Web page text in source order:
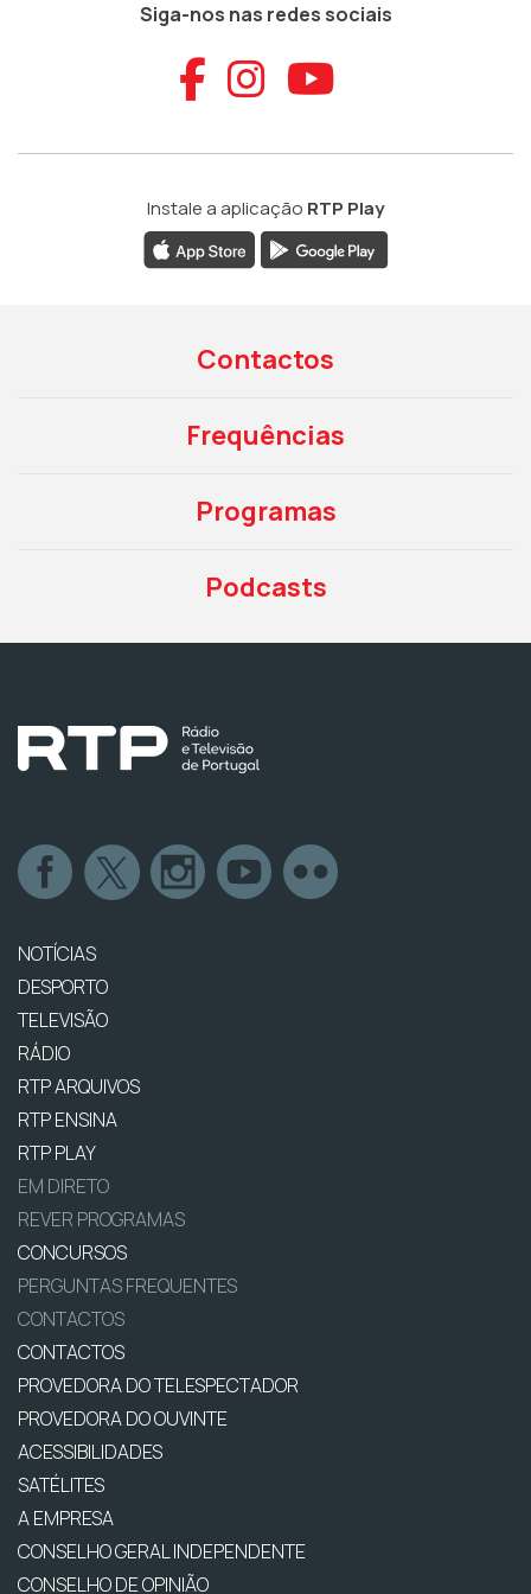
Siga-nos nas redes sociais
Aceder ao
Aceder ao
Aceder
Instale a aplicação RTP Play
Contactos
Frequências
Programas
Podcasts
NOTÍCIAS
DESPORTO
TELEVISÃO
RÁDIO
RTP ARQUIVOS
RTP ENSINA
RTP PLAY
EM DIRETO
REVER PROGRAMAS
CONCURSOS
PERGUNTAS FREQUENTES
CONTACTOS
CONTACTOS
PROVEDORA DO TELESPECTADOR
PROVEDORA DO OUVINTE
ACESSIBILIDADES
SATÉLITES
A EMPRESA
CONSELHO GERAL INDEPENDENTE
CONSELHO DE OPINIÃO